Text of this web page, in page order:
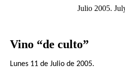
Julio 2005.
Vino “de culto”
Lunes 11 de Julio de 2005.